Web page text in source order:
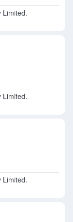
Limited.
Limited.
Limited.